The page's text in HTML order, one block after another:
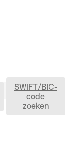
SWIFT/BIC-
code
zoeken